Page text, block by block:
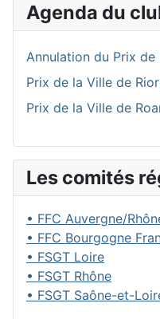
Agenda du
Annulation du Prix de
Prix de la Ville de
Prix de la Ville de
Les comités
• FFC Auvergne/
• FFC Bourgogne
• FSGT Loire
• FSGT Rhône
• FSGT Saône-et-